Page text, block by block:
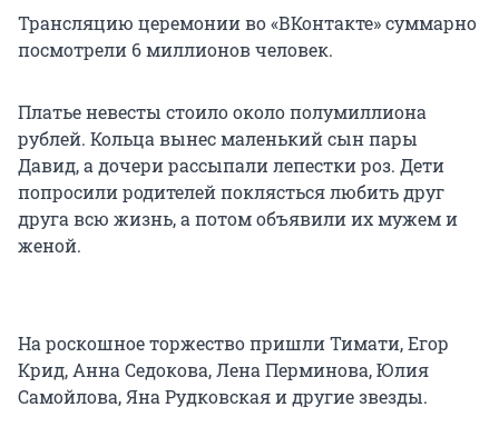
Трансляцию церемонии во «ВКонтакте» суммарно
посмотрели 6 миллионов человек.
Платье невесты стоило около полумиллиона
рублей. Кольца вынес маленький сын пары
Давид, а дочери рассыпали лепестки роз. Дети
попросили родителей поклясться любить друг
друга всю жизнь, а потом объявили их мужем и
женой.
На роскошное торжество пришли Тимати, Егор
Крид, Анна Седокова, Лена Перминова, Юлия
Самойлова, Яна Рудковская и другие звезды.